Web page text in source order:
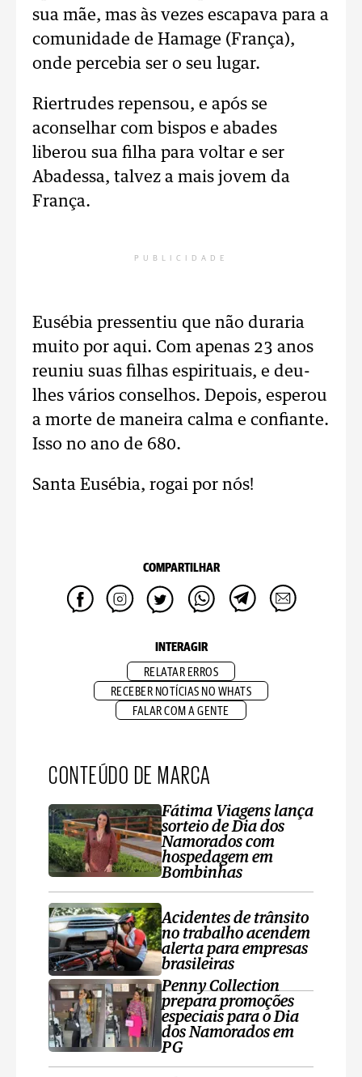
sua mãe, mas às vezes escapava para a
comunidade de Hamage (França),
onde percebia ser o seu lugar.
Riertrudes repensou, e após se
aconselhar com bispos e abades
liberou sua filha para voltar e ser
Abadessa, talvez a mais jovem da
França.
PUBLICIDADE
Eusébia pressentiu que não duraria
muito por aqui. Com apenas 23 anos
reuniu suas filhas espirituais, e deu-
lhes vários conselhos. Depois, esperou
a morte de maneira calma e confiante.
Isso no ano de 680.
Santa Eusébia, rogai por nós!
COMPARTILHAR
INTERAGIR
RELATAR ERROS
RECEBER NOTÍCIAS NO WHATS
FALAR COM A GENTE
CONTEÚDO DE MARCA
Fátima Viagens lança
sorteio de Dia dos
Namorados com
hospedagem em
Bombinhas
Acidentes de trânsito
no trabalho acendem
alerta para empresas
brasileiras
Penny Collection
prepara promoções
especiais para o Dia
dos Namorados em
PG